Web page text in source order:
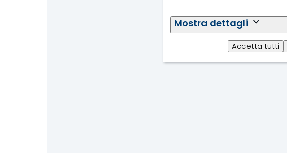
Mostra dettagli
Accetta tutti